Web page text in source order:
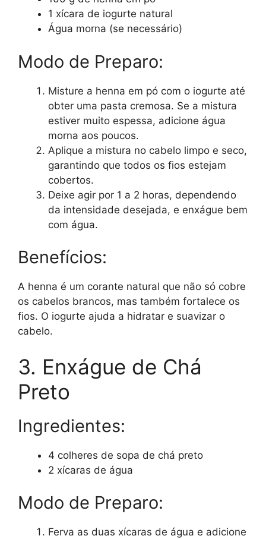
1 xícara de iogurte natural
Água morna (se necessário)
Modo de Preparo:
Misture a henna em pó com o iogurte até
obter uma pasta cremosa. Se a mistura
estiver muito espessa, adicione água
morna aos poucos.
Aplique a mistura no cabelo limpo e seco,
garantindo que todos os fios estejam
cobertos.
Deixe agir por 1 a 2 horas, dependendo
da intensidade desejada, e enxágue bem
com água.
Benefícios:
A henna é um corante natural que não só cobre
os cabelos brancos, mas também fortalece os
fios. O iogurte ajuda a hidratar e suavizar o
cabelo.
3. Enxágue de Chá
Preto
Ingredientes:
4 colheres de sopa de chá preto
2 xícaras de água
Modo de Preparo:
Ferva as duas xícaras de água e adicione